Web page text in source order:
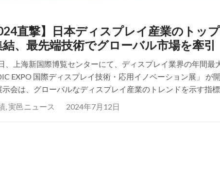
直撃】日本ディスプレイ産業のトップ
、最先端技術でグローバル市場を牽引
、上海新国際博覧センターにて、ディスプレイ業界の年間最
EXPO 国際ディスプレイ技術・応用イノベーション展」 が
示会は、グローバルなディスプレイ産業のトレンドを示す指
であり、今年は特設された 「ジャパンパビリオン」 に JDI、…
,実邑ニュース 2024年7月12日